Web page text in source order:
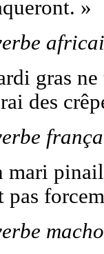
»
gras ne
des
mari
pas
macho